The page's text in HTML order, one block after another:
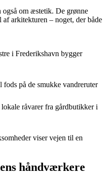
om æstetik. De grønne
arkitekturen – noget, der både
i Frederikshavn bygger
på de smukke vandreruter
råvarer fra gårdbutikker i
viser vejen til en
håndværkere